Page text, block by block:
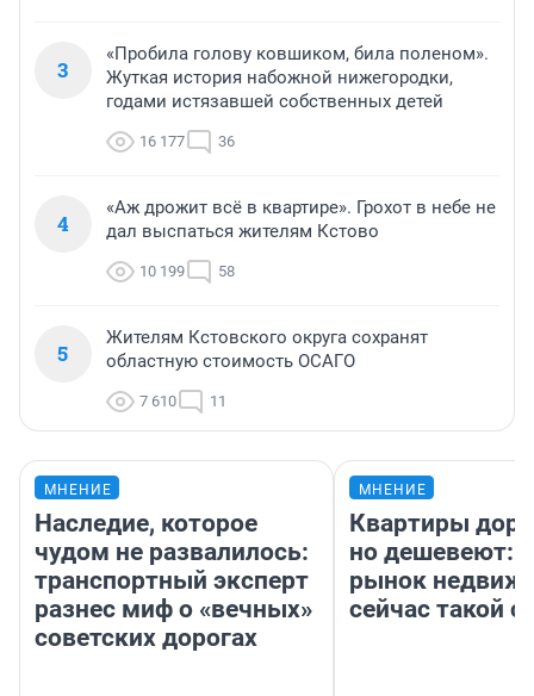
3
«Пробила голову ковшиком, била поленом».
Жуткая история набожной нижегородки,
годами истязавшей собственных детей
16 177 36
4
«Аж дрожит всё в квартире». Грохот в небе не
дал выспаться жителям Кстово
10 199 58
5
Жителям Кстовского округа сохранят
областную стоимость ОСАГО
7 610 11
МНЕНИЕ
Наследие, которое
чудом не развалилось:
транспортный эксперт
разнес миф о «вечных»
советских дорогах
МНЕНИЕ
Квартиры
но дешевеют:
рынок
сейчас такой